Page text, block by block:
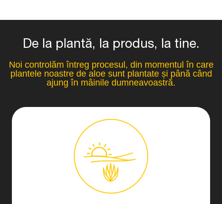
De la plantă, la produs, la tine.
Noi controlăm întreg procesul, din momentul în care
plantele noastre de aloe sunt plantate și până când
ajung în mâinile dumneavoastră.